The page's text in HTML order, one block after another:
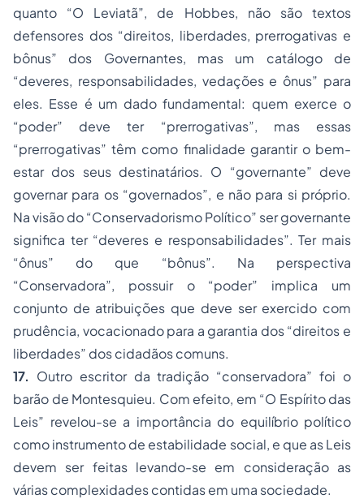
quanto “O Leviatã”, de Hobbes, não são textos
defensores dos “direitos, liberdades, prerrogativas e
bônus” dos Governantes, mas um catálogo de
“deveres, responsabilidades, vedações e ônus” para
eles. Esse é um dado fundamental: quem exerce o
“poder” deve ter “prerrogativas”, mas essas
“prerrogativas” têm como finalidade garantir o bem-
estar dos seus destinatários. O “governante” deve
governar para os “governados”, e não para si próprio.
Na visão do “Conservadorismo Político” ser governante
significa ter “deveres e responsabilidades”. Ter mais
“ônus” do que “bônus”. Na perspectiva
“Conservadora”, possuir o “poder” implica um
conjunto de atribuições que deve ser exercido com
prudência, vocacionado para a garantia dos “direitos e
liberdades” dos cidadãos comuns.
17. Outro escritor da tradição “conservadora” foi o
barão de Montesquieu. Com efeito, em “O Espírito das
Leis” revelou-se a importância do equilíbrio político
como instrumento de estabilidade social, e que as Leis
devem ser feitas levando-se em consideração as
várias complexidades contidas em uma sociedade.